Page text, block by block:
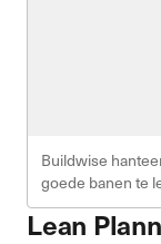
Buildwise
goede banen te
Lean